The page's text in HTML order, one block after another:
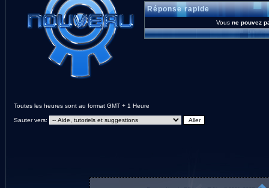
Réponse rapide
Vous ne pouvez
Toutes les heures sont au format GMT + 1 Heure
Sauter vers: